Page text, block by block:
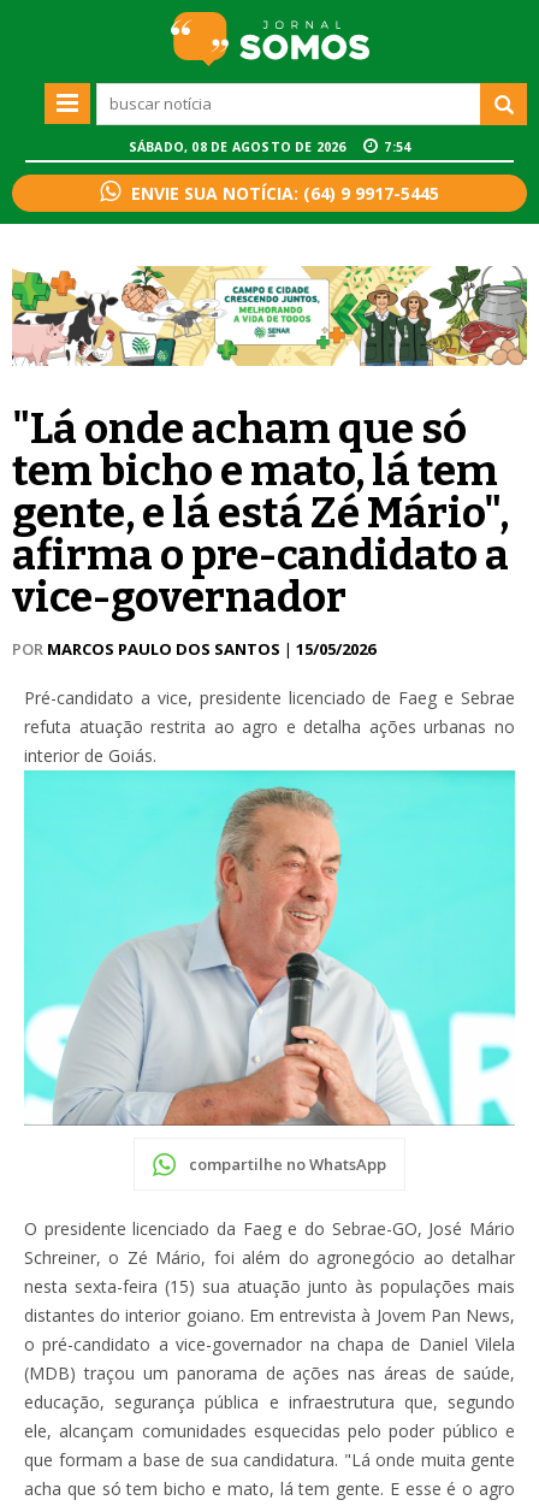
SÁBADO, 08 DE AGOSTO DE 2026 7:54
ENVIE SUA NOTÍCIA: (64) 9 9917-5445
"Lá onde acham que só
tem bicho e mato, lá tem
gente, e lá está Zé Mário",
afirma o pre-candidato a
vice-governador
POR MARCOS PAULO DOS SANTOS | 15/05/2026
Pré-candidato a vice, presidente licenciado de Faeg e Sebrae
refuta atuação restrita ao agro e detalha ações urbanas no
interior de Goiás.
compartilhe no WhatsApp
O presidente licenciado da Faeg e do Sebrae-GO, José Mário
Schreiner, o Zé Mário, foi além do agronegócio ao detalhar
nesta sexta-feira (15) sua atuação junto às populações mais
distantes do interior goiano. Em entrevista à Jovem Pan News,
o pré-candidato a vice-governador na chapa de Daniel Vilela
(MDB) traçou um panorama de ações nas áreas de saúde,
educação, segurança pública e infraestrutura que, segundo
ele, alcançam comunidades esquecidas pelo poder público e
que formam a base de sua candidatura. "Lá onde muita gente
acha que só tem bicho e mato, lá tem gente. E esse é o agro